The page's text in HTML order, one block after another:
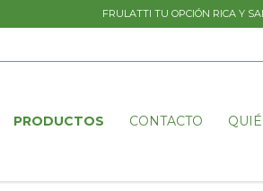
FRULATTI TU OPCIÓN RICA Y
PRODUCTOS CONTACTO